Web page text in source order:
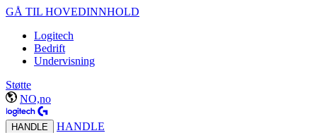
GÅ TIL HOVEDINNHOLD
Logitech
Bedrift
Undervisning
Støtte
NO,no
HANDLE HANDLE